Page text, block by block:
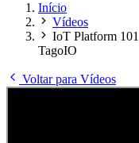
Início
Vídeos
IoT Platform
TagoIO
Voltar para Vídeos